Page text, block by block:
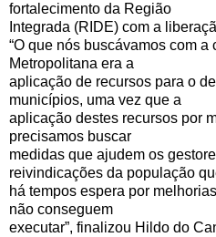
fortalecimento da Região
Integrada (RIDE) com a
“O que nós buscávamos com
Metropolitana era a
aplicação de recursos para o
municípios, uma vez que a
aplicação destes recursos por
precisamos buscar
medidas que ajudem os
reivindicações da população
há tempos espera por
não conseguem
executar”, finalizou Hildo do